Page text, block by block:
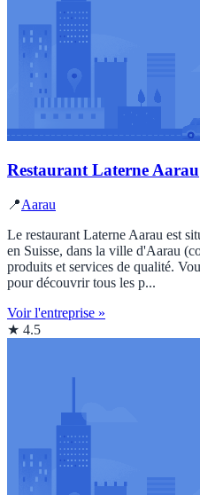
Restaurant Laterne Aarau
📍Aarau
Le restaurant Laterne Aarau est
en Suisse, dans la ville d'Aarau
produits et services de qualité.
pour découvrir tous les p...
Voir l'entreprise »
★ 4.5